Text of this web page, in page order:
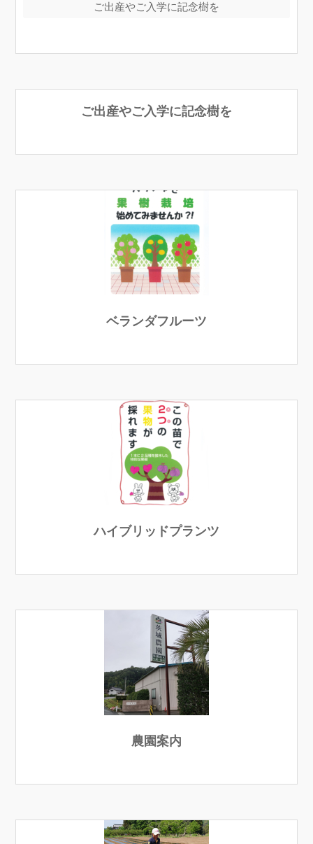
ご出産やご入学に記念樹を
ご出産やご入学に記念樹を
ベランダフルーツ
ハイブリッドプランツ
農園案内